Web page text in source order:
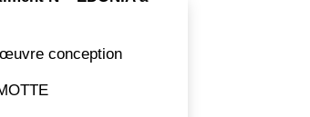
conception